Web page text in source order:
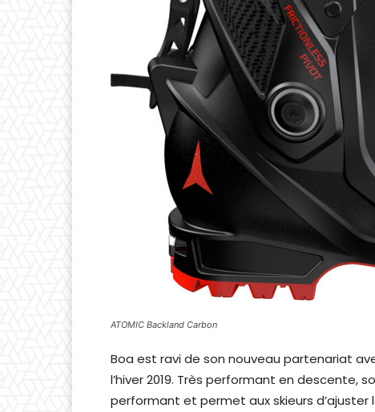
ATOMIC Backland Carbon
Boa est ravi de son nouveau partenariat
l’hiver 2019. Très performant en descente,
performant et permet aux skieurs d’ajuster